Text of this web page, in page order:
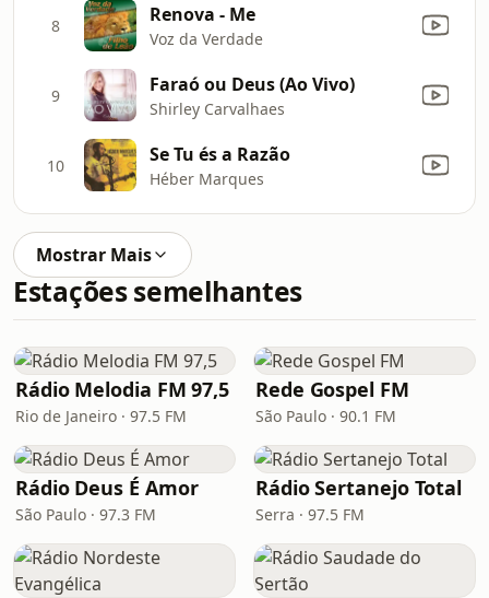
8 Renova - Me
Voz da Verdade
9 Faraó ou Deus (Ao Vivo)
Shirley Carvalhaes
10 Se Tu és a Razão
Héber Marques
Mostrar Mais
Estações semelhantes
Rádio Melodia FM 97,5
Rio de Janeiro · 97.5 FM
Rede Gospel FM
São Paulo · 90.1 FM
Rádio Deus É Amor
São Paulo · 97.3 FM
Rádio Sertanejo Total
Serra · 97.5 FM